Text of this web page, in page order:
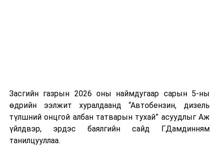
Засгийн газрын 2026 оны наймдугаар сарын 5-ны
өдрийн ээлжит хуралдаанд “Автобензин, дизель
түлшний онцгой албан татварын тухай” асуудлыг Аж
үйлдвэр, эрдэс баялгийн сайд Г.Дамдинням
танилцууллаа.